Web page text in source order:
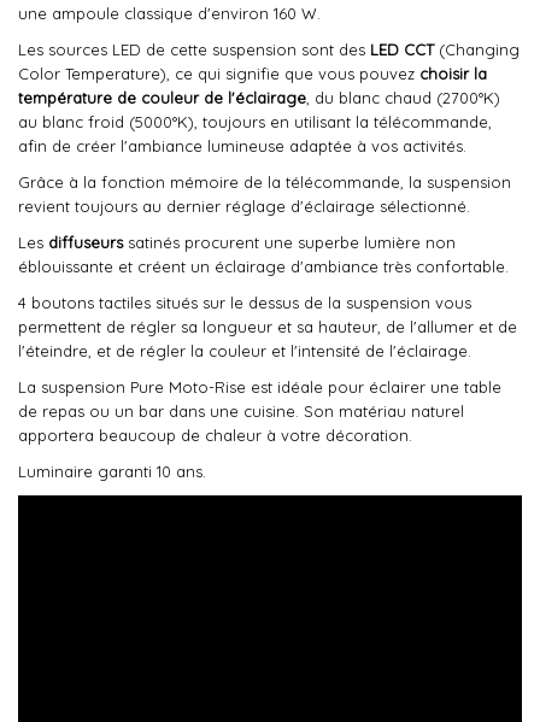
une ampoule classique d'environ 160 W.
Les sources LED de cette suspension sont des LED CCT(Changing
Color Temperature), ce qui signifie que vous pouvez choisir la
température de couleur de l'éclairage , du blanc chaud (2700°K)
au blanc froid (5000°K), toujours en utilisant la télécommande,
afin de créer l'ambiance lumineuse adaptée à vos activités.
Grâce à la fonction mémoire de la télécommande, la suspension
revient toujours au dernier réglage d'éclairage sélectionné.
Les diffuseurssatinés procurent une superbe lumière non
éblouissante et créent un éclairage d'ambiance très confortable.
4 boutons tactiles situés sur le dessus de la suspension vous
permettent de régler sa longueur et sa hauteur, de l'allumer et de
l'éteindre, et de régler la couleur et l'intensité de l'éclairage.
La suspension Pure Moto-Rise est idéale pour éclairer une table
de repas ou un bar dans une cuisine. Son matériau naturel
apportera beaucoup de chaleur à votre décoration.
Luminaire garanti 10 ans.